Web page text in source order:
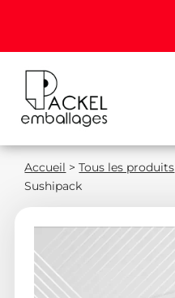
Accueil >Tous les produits
Sushipack